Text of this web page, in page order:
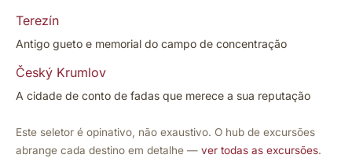
Terezín
Antigo gueto e memorial do campo de concentração
Český Krumlov
A cidade de conto de fadas que merece a sua reputação
Este seletor é opinativo, não exaustivo. O hub de excursões
abrange cada destino em detalhe — ver todas as excursões.